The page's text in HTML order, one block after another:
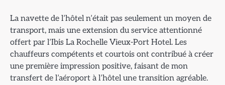
La navette de l’hôtel n’était pas seulement un moyen de
transport, mais une extension du service attentionné
offert par l’Ibis La Rochelle Vieux-Port Hotel. Les
chauffeurs compétents et courtois ont contribué à créer
une première impression positive, faisant de mon
transfert de l’aéroport à l’hôtel une transition agréable.